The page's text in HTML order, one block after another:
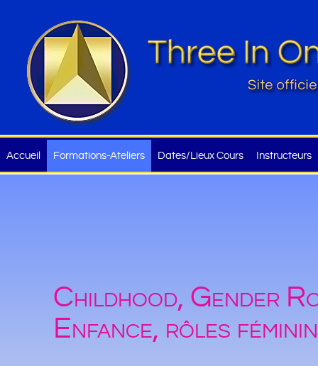
Accueil Formations-Ateliers Dates/Lieux Cours Instructeurs
Childhood, Gender
Enfance, rôles